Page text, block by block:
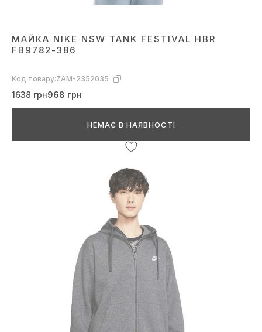
МАЙКА NIKE NSW TANK FESTIVAL HBR
FB9782-386
Код товару:ZAM-2352035
1638 грн968 грн
НЕМАЄ В НАЯВНОСТІ